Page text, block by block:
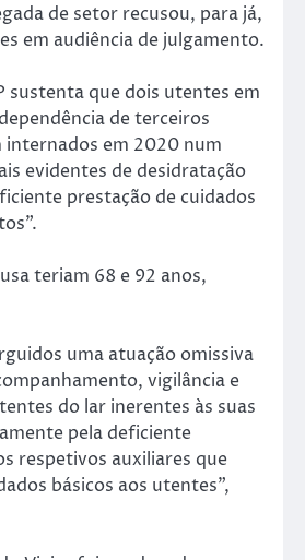
de setor recusou, para já,
em audiência de julgamento.
sustenta que dois utentes em
de terceiros
internados em 2020 num
evidentes de desidratação
prestação de cuidados
teriam 68 e 92 anos,
uma atuação omissiva
vigilância e
do lar inerentes às suas
pela deficiente
respetivos auxiliares que
básicos aos utentes”,